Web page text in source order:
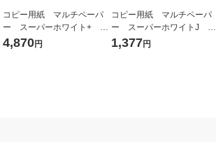
コピー用紙 マルチペーパ
ー スーパーホワイト+ A3
1箱（2500枚：500枚入×5
4,870円
コピー用紙 マルチペーパ
ー スーパーホワイトJ A4
1セット（1500枚：500枚入
1,377円